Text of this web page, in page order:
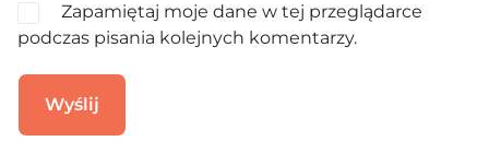
Zapamiętaj moje dane w tej przeglądarce
podczas pisania kolejnych komentarzy.